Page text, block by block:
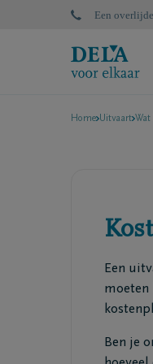
Een
Home Uitvaart Wat
Een
moeten
Ben je